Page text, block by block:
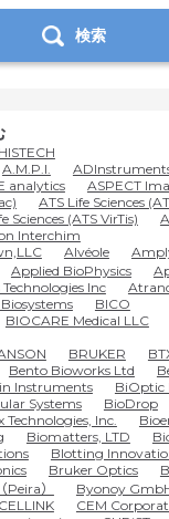
検索
A.M.P.I.
analytics ASPECT
ATS Life Sciences
Sciences (ATS VirTis)
Interchim
Alvéole
Applied BioPhysics
Inc
BICO
BIOCARE Medical LLC
BRUKER
Bento Bioworks Ltd
Instruments BiOptic
Systems BioDrop
Technologies, Inc.
Biomatters, LTD
Blotting
Bruker Optics
Peira） Byonoy
CELLINK CEM